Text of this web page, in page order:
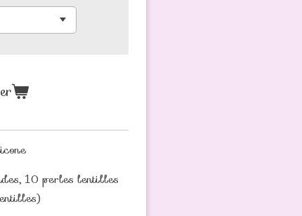
10 perles lentilles